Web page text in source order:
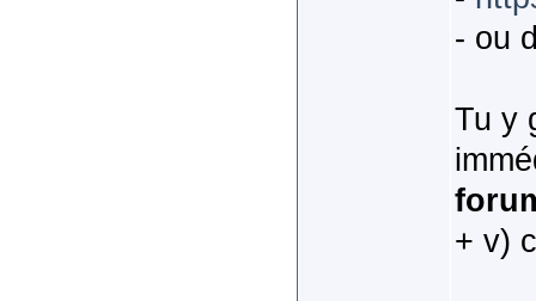
- ou
Tu y
+ v)